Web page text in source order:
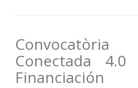
Convocatòria
Conectada 4.0
Financiación